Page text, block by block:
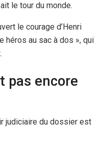
le tour du monde.
le courage d’Henri
héros au sac à dos », qui
pas encore
judiciaire du dossier est